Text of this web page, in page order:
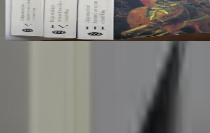
COMPIN isabelle
70€
Votre librairie indépendante au cœur de
25 ans. Un lieu chaleureux et accueillant